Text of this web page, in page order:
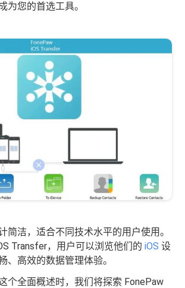
为您的首选工具。
简洁，适合不同技术水平的用户使用。
Transfer，用户可以浏览他们的iOS 设
、高效的数据管理体验。
个全面概述时，我们将探索 FonePaw